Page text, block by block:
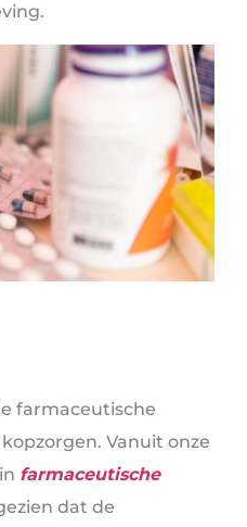
farmaceutische
Vanuit onze
farmaceutische
dat de